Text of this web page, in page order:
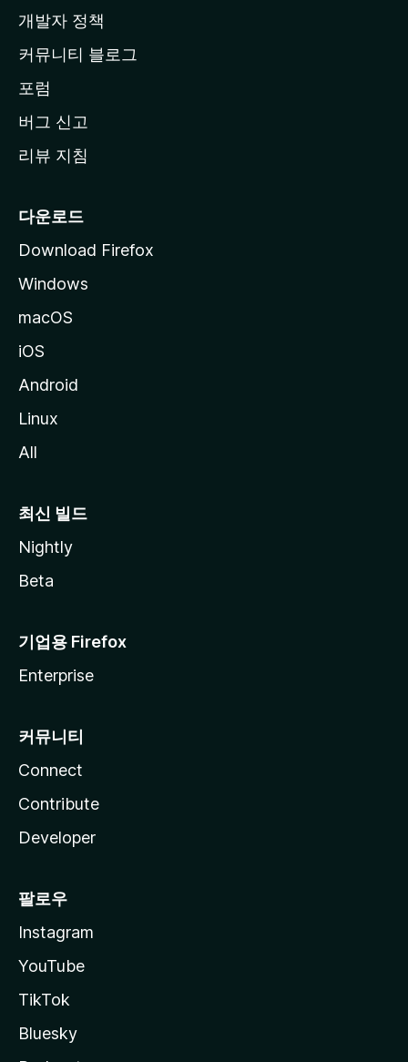
지
이
동
개발자 정책
커뮤니티 블로그
포럼
버그 신고
리뷰 지침
다운로드
Download Firefox
Windows
macOS
iOS
Android
Linux
All
최신 빌드
Nightly
Beta
기업용 Firefox
Enterprise
커뮤니티
Connect
Contribute
Developer
팔로우
Instagram
YouTube
TikTok
Bluesky